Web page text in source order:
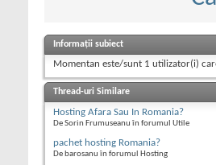
Informații subiect
Momentan este/sunt 1 utilizator(i)
Thread-uri Similare
Hosting Afara Sau In Romania?
De Sorin Frumuseanu în forumul Utile
pachet hosting Romania?
De barosanu în forumul Hosting